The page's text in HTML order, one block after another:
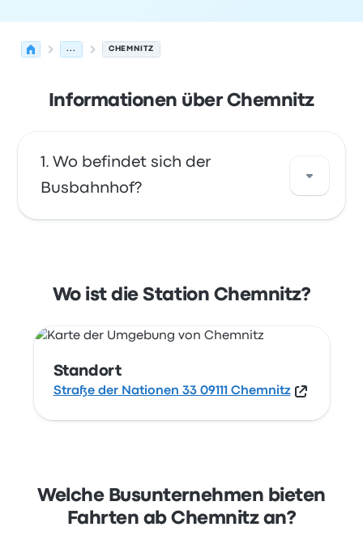
... CHEMNITZ
Informationen über Chemnitz
Wo befindet sich der
Busbahnhof?
den Standort dieser Bushaltestelle in
Wo ist die Station Chemnitz?
Standort
Straße der Nationen 33 09111 Chemnitz
Welche Busunternehmen bieten
Fahrten ab Chemnitz an?